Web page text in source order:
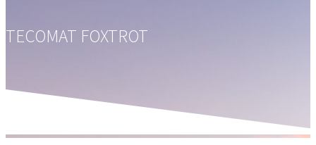
TECOMAT FOXTROT